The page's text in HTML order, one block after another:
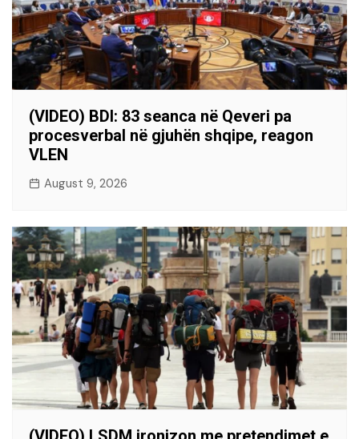
(VIDEO) BDI: 83 seanca në Qeveri pa
procesverbal në gjuhën shqipe, reagon
VLEN
August 9, 2026